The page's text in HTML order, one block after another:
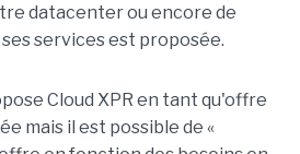
datacenter ou encore de
services est proposée.
Cloud XPR en tant qu'offre
mais il est possible de «